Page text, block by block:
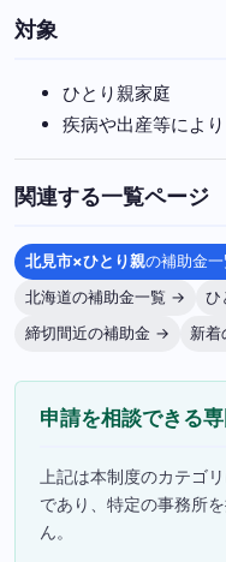
対象
ひとり親家庭
疾病や出産等によ
関連する一覧ページ
北見市×ひとり親の補助金
北海道の補助金一覧 →
ひ
締切間近の補助金 →
新
申請を相談できる専
上記は本制度のカテゴ
であり、特定の事務所
ん。